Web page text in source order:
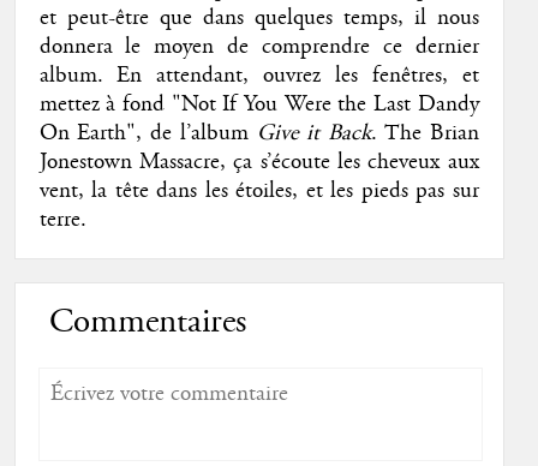
et peut-être que dans quelques temps, il nous
donnera le moyen de comprendre ce dernier
album. En attendant, ouvrez les fenêtres, et
mettez à fond "Not If You Were the Last Dandy
On Earth", de l’album Give it Back. The Brian
Jonestown Massacre, ça s’écoute les cheveux aux
vent, la tête dans les étoiles, et les pieds pas sur
terre.
Commentaires